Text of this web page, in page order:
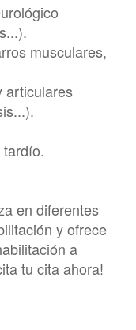
musculares,
articulares
en diferentes
y ofrece
a
tu cita ahora!